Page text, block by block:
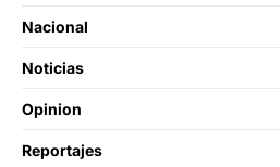
Nacional
Noticias
Opinion
Reportajes